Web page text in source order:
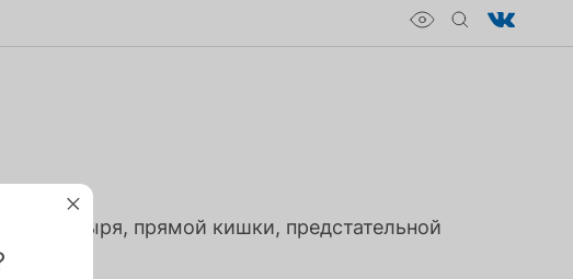
пузыря, прямой кишки, предстательной